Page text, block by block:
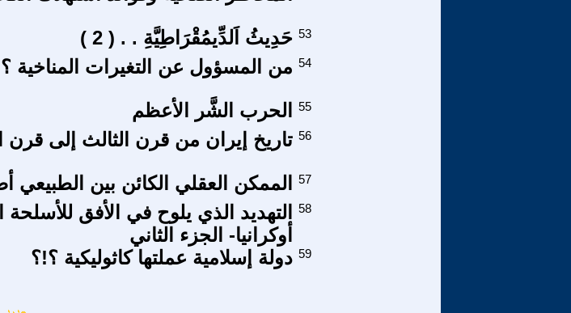
حَدِيثُ اَلدِّيمُقْرَاطِيَّةِ . . ( 2 ) 53
من المسؤول عن التغيرات المناخية ؟ 54
الحرب الشَّر الأعظم 55
تاريخ إيران من قرن الثالث إلى قرن 56
الممكن العقلي الكائن بين الطبيعي 57
التهديد الذي يلوح في الأفق
أوكرانيا- الجزء الثاني
58
دولة إسلامية عملتها كاثوليكية ؟!؟ 59